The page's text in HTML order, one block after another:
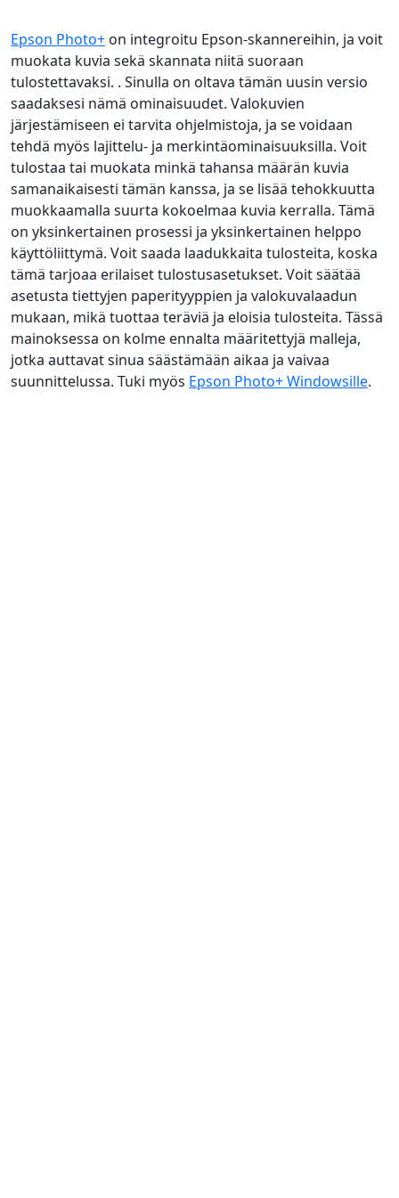
Epson Photo+ on integroitu Epson-skannereihin, ja voit
muokata kuvia sekä skannata niitä suoraan
tulostettavaksi. . Sinulla on oltava tämän uusin versio
saadaksesi nämä ominaisuudet. Valokuvien
järjestämiseen ei tarvita ohjelmistoja, ja se voidaan
tehdä myös lajittelu- ja merkintäominaisuuksilla. Voit
tulostaa tai muokata minkä tahansa määrän kuvia
samanaikaisesti tämän kanssa, ja se lisää tehokkuutta
muokkaamalla suurta kokoelmaa kuvia kerralla. Tämä
on yksinkertainen prosessi ja yksinkertainen helppo
käyttöliittymä. Voit saada laadukkaita tulosteita, koska
tämä tarjoaa erilaiset tulostusasetukset. Voit säätää
asetusta tiettyjen paperityyppien ja valokuvalaadun
mukaan, mikä tuottaa teräviä ja eloisia tulosteita. Tässä
mainoksessa on kolme ennalta määritettyjä malleja,
jotka auttavat sinua säästämään aikaa ja vaivaa
suunnittelussa. Tuki myös Epson Photo+ Windowsille.